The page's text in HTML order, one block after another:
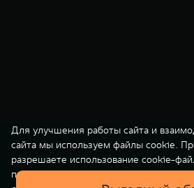
Для улучшения работы сайта и
сайта мы используем файлы cookie.
разрешаете использование cookie-
персональной информации на нашем